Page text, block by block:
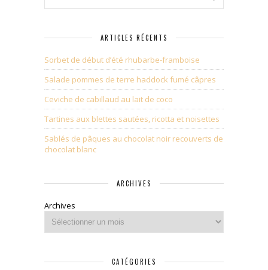
ARTICLES RÉCENTS
Sorbet de début d’été rhubarbe-framboise
Salade pommes de terre haddock fumé câpres
Ceviche de cabillaud au lait de coco
Tartines aux blettes sautées, ricotta et noisettes
Sablés de pâques au chocolat noir recouverts de
chocolat blanc
ARCHIVES
Archives
CATÉGORIES